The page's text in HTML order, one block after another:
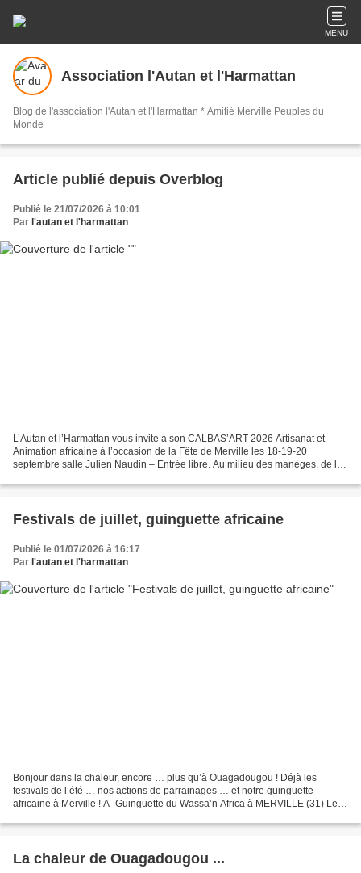
MENU
Association l'Autan et l'Harmattan
Blog de l'association l'Autan et l'Harmattan * Amitié Merville Peuples du
Monde
Article publié depuis Overblog
Publié le 21/07/2026 à 10:01
Par l'autan et l'harmattan
L’Autan et l’Harmattan vous invite à son CALBAS’ART 2026 Artisanat et
Animation africaine à l’occasion de la Fête de Merville les 18-19-20
septembre salle Julien Naudin – Entrée libre. Au milieu des manèges, de la
Festivals de juillet, guinguette africaine
Publié le 01/07/2026 à 16:17
Par l'autan et l'harmattan
Bonjour dans la chaleur, encore … plus qu’à Ouagadougou ! Déjà les
festivals de l’été … nos actions de parrainages … et notre guinguette
africaine à Merville ! A- Guinguette du Wassa’n Africa à MERVILLE (31) Le 6
La chaleur de Ouagadougou ...